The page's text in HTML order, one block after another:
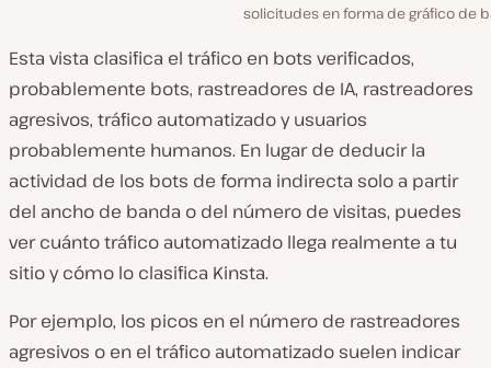
solicitudes en forma de gráfico de
Esta vista clasifica el tráfico en bots verificados,
probablemente bots, rastreadores de IA, rastreadores
agresivos, tráfico automatizado y usuarios
probablemente humanos. En lugar de deducir la
actividad de los bots de forma indirecta solo a partir
del ancho de banda o del número de visitas, puedes
ver cuánto tráfico automatizado llega realmente a tu
sitio y cómo lo clasifica Kinsta.
Por ejemplo, los picos en el número de rastreadores
agresivos o en el tráfico automatizado suelen indicar